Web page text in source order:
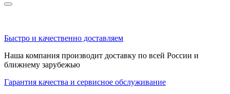
Быстро и качественно доставляем
Наша компания производит доставку по всей России и
ближнему зарубежью
Гарантия качества и сервисное обслуживание